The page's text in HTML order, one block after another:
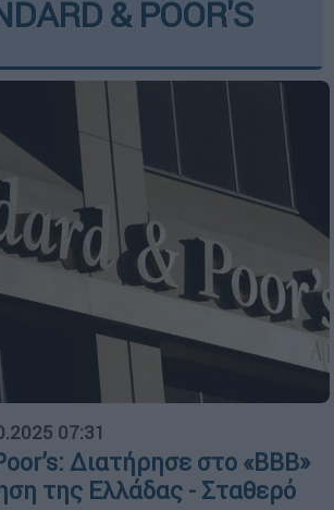
& POOR'S
07:31
Διατήρησε στο «ΒΒΒ»
της Ελλάδας - Σταθερό